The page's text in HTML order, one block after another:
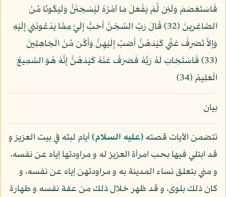
فَاسَتَعْصَمَ وَلَئِن لَّمْ يَفْعَلْ مَا آمُرُهُ لَيُسْجَنَنَّ وَلَيَكُونًا مِّنَ
الصَّاغِرِينَ (32) قَالَ رَبِّ السِّجْنُ أَحَبُّ إِلَيَّ مِمَّا يَدْعُونَنِي إِلَيْهِ
وَإِلاَّ تَصْرِفْ عَنِّي كَيْدَهُنَّ أَصْبُ إِلَيْهِنَّ وَأَكُن مِّنَ الْجَاهِلِينَ
(33) فَاسْتَجَابَ لَهُ رَبُّهُ فَصَرَفَ عَنْهُ كَيْدَهُنَّ إِنَّهُ هُوَ السَّمِيعُ
الْعَلِيمُ (34)
بيان
تتضمن الآيات قصته(عليه السلام)أيام لبثه في بيت العزيز و
قد ابتلي فيها بحب امرأة العزيز له و مراودتها إياه عن نفسه،
و مني بتعلق نساء المدينة به و مراودتهن إياه عن نفسه، و
كان ذلك بلوى، و قد ظهر خلال ذلك من عفة نفسه و طهارة